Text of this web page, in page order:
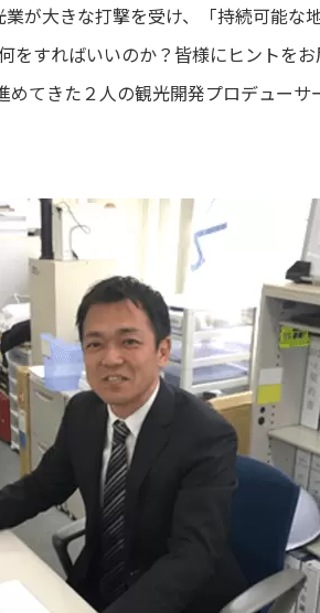
が大きな打撃を受け、「持続可能な
をすればいいのか？皆様にヒントをお
てきた２人の観光開発プロデューサ